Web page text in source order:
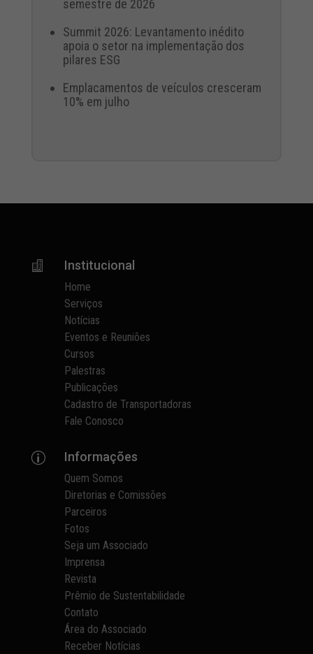
semestre de 2026
Summit 2026: Levantamento inédito
apoia o setor na implementação dos
pilares ESG
Emplacamentos de veículos cresceram
10% em julho
 Institucional
Home
Serviços
Notícias
Eventos e Reuniões
Cursos
Palestras
Publicações
Cadastro de Transportadoras
Fale Conosco
p Informações
Quem Somos
Diretorias e Comissões
Parceiros
Fotos
Seja um Associado
Imprensa
Revista
Prêmio de Sustentabilidade
Contato
Área do Associado
Receber Notícias